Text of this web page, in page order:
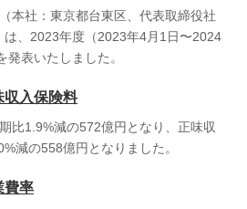
本社：東京都台東区、代表取締役社
は、2023年度（2023年4月1日〜2024
表いたしました。
収入保険料
比1.9%減の572億円となり、正味収
減の558億円となりました。
費率